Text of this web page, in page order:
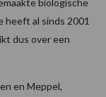
heeft al sinds 2001
dus over een
en Meppel,